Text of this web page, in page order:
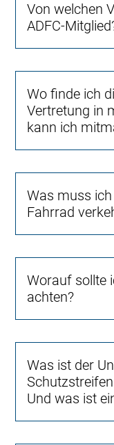
Von welchen
ADFC-
Wo finde ich
Vertretung in
kann ich
Was muss
Fahrrad
Worauf sollte
achten?
Was ist der
Und was ist